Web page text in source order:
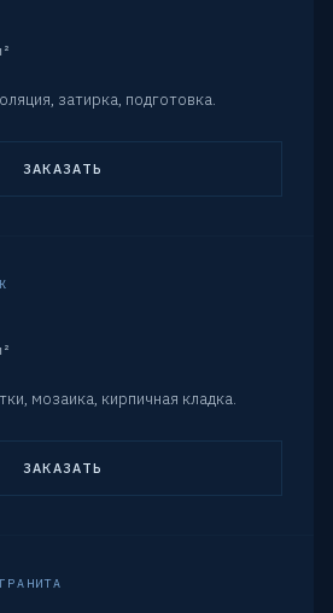
затирка, подготовка.
ЗАКАЗАТЬ
мозаика, кирпичная кладка.
ЗАКАЗАТЬ